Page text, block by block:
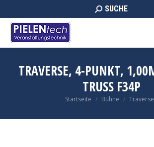
Search:
SUCHE
TRAVERSE, 4-PUNKT,
TRUSS F34P
Sie befinden sich hier:
Startseite Bühne